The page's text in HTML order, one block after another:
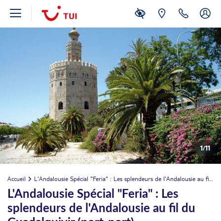
1/11
Accueil L'Andalousie Spécial "Feria" : Les splendeurs de l'Andalousie au fil du Guadalquivir (port-port)
L'Andalousie Spécial "Feria" : Les
splendeurs de l'Andalousie au fil du